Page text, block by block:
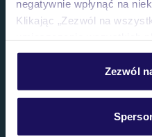
negatywnie wpłynąć na
Klikając „Zezwól na
personalizować swój
Szczegółowe informacje o
Zezwól